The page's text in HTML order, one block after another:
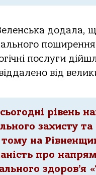
додала,
поширення
послуги
від
рівень
захисту та
на
про
здоров’я